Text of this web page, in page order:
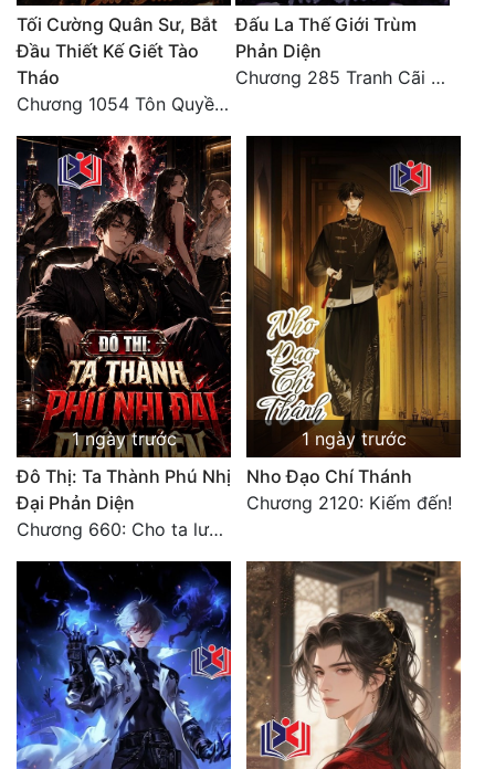
Tối Cường Quân Sư, Bắt
Đầu Thiết Kế Giết Tào
Tháo
Chương 1054 Tôn Quyền mưu nghịch, bí văn kinh thiên (2/2)
Đấu La Thế Giới Trùm
Phản Diện
Chương 285 Tranh Cãi Giữa Sư Đồ
1 ngày trước
Đô Thị: Ta Thành Phú Nhị
Đại Phản Diện
Chương 660: Cho ta lưu lại
1 ngày trước
Nho Đạo Chí Thánh
Chương 2120: Kiếm đến!